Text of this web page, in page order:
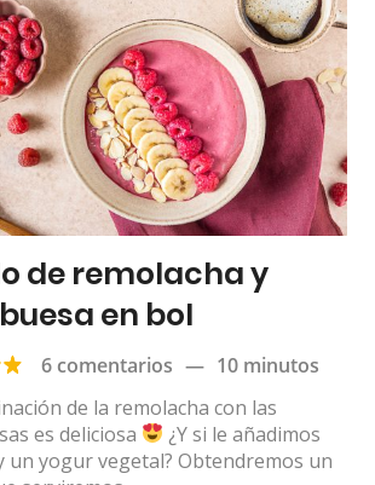
de remolacha y
en bol
6 comentarios — 10 minutos
de la remolacha con las
es deliciosa
¿Y si le añadimos
un yogur vegetal? Obtendremos un